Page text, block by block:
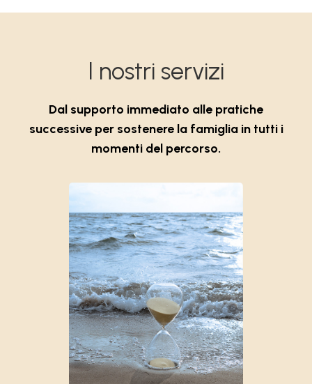
I nostri servizi
Dal supporto immediato alle pratiche
successive per sostenere la famiglia in tutti i
momenti del percorso.